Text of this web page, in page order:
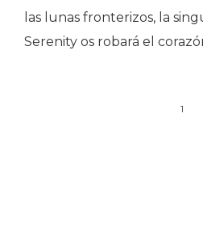
las lunas fronterizos, la
Serenity os robará el
1